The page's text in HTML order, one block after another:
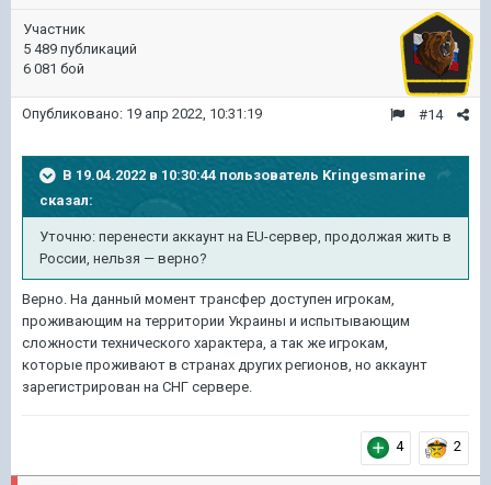
Участник
5 489 публикаций
6 081 бой
#14
Опубликовано: 19 апр 2022, 10:31:19
В 19.04.2022 в 10:30:44 пользователь Kringesmarine
сказал:
Уточню: перенести аккаунт на EU-сервер, продолжая жить в
России, нельзя — верно?
Верно. На данный момент трансфер доступен игрокам,
проживающим на территории Украины и испытывающим
сложности технического характера, а так же игрокам,
которые проживают в странах других регионов, но аккаунт
зарегистрирован на СНГ сервере.
4 2